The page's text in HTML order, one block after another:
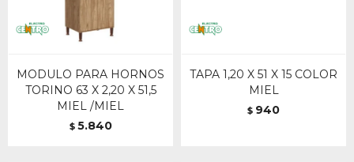
MODULO PARA HORNOS
TORINO 63 X 2,20 X 51,5
MIEL /MIEL
$ 5.840
TAPA 1,20 X 51 X 15 COLOR
MIEL
$ 940